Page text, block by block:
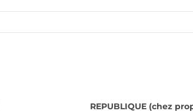
REPUBLIQUE (chez